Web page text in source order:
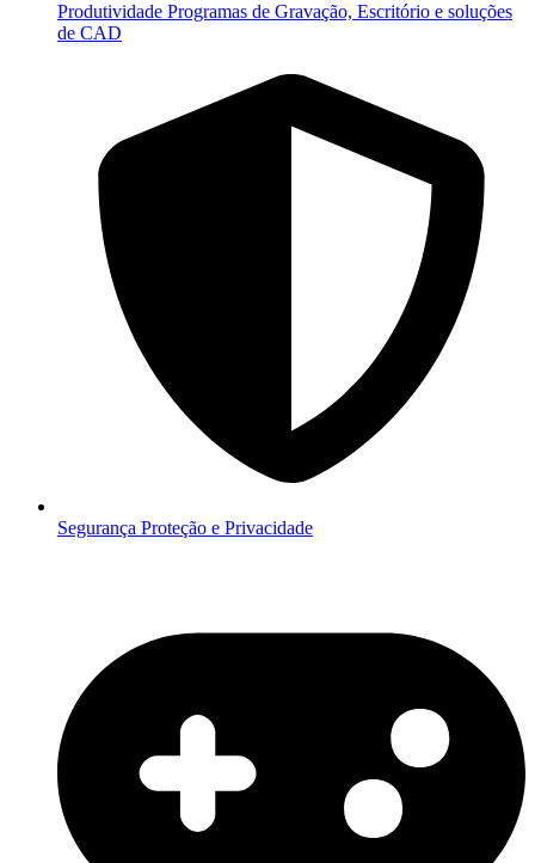
Produtividade Programas de Gravação, Escritório e soluções
de CAD
Segurança Proteção e Privacidade